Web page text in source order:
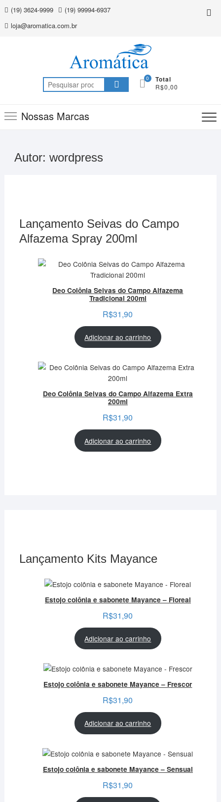
Skip
content
(19) 3624-9999
(19) 99994-6937
loja@aromatica.com.br
Pesquisar
por:
0 Total
R$0,00
Nossas Marcas
Autor: wordpress
Lançamento Seivas do Campo
Alfazema Spray 200ml
Deo Colônia Seivas do Campo Alfazema
Tradicional 200ml
R$31,90
Adicionar ao carrinho
Deo Colônia Seivas do Campo Alfazema Extra
200ml
R$31,90
Adicionar ao carrinho
Lançamento Kits Mayance
Estojo colônia e sabonete Mayance – Floreal
R$31,90
Adicionar ao carrinho
Estojo colônia e sabonete Mayance – Frescor
R$31,90
Adicionar ao carrinho
Estojo colônia e sabonete Mayance – Sensual
R$31,90